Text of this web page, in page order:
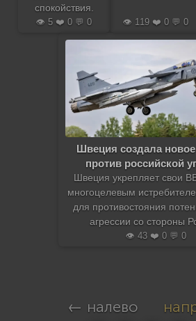
спокойствия.
👁️ 5 ❤️ 0 💬 0
👁️ 119 ❤️ 0 💬 0
Швеция создала
против российской
Швеция укрепляет свои
многоцелевым
для противостояния
агрессии со стороны
👁️ 43 ❤️ 0 💬 0
← налево